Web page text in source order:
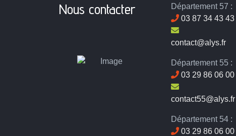
Nous contacter
Département 57 :
03 87 34 43 43
contact@alys.fr
Département 55 :
03 29 86 06 00
contact55@alys.fr
Département 54 :
03 29 86 06 00